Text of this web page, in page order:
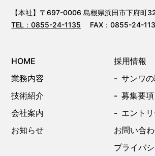
【本社】〒697-0006 島根県浜田市下府町
TEL：0855-24-1135 FAX：0855-24-
HOME
業務内容
技術紹介
会社案内
お知らせ
採用情報
サンワ
募集要項
エント
お問い合
プライバ